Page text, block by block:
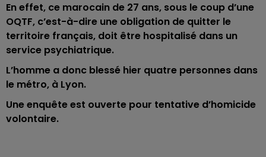
En effet, ce marocain de 27 ans, sous le coup d’une
OQTF, c’est-à-dire une obligation de quitter le
territoire français, doit être hospitalisé dans un
service psychiatrique.
L’homme a donc blessé hier quatre personnes dans
le métro, à Lyon.
Une enquête est ouverte pour tentative d’homicide
volontaire.